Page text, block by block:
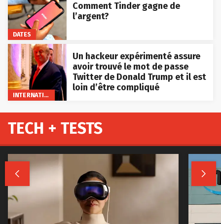
DATES
Comment Tinder gagne de
l’argent?
INTERNATIONAL
Un hackeur expérimenté assure
avoir trouvé le mot de passe
Twitter de Donald Trump et il est
loin d’être compliqué
TECH + TESTS
 